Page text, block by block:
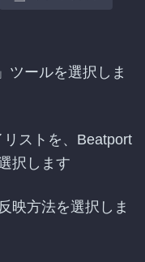
ツールを選択しま
ストを、Beatport
択します
映方法を選択しま